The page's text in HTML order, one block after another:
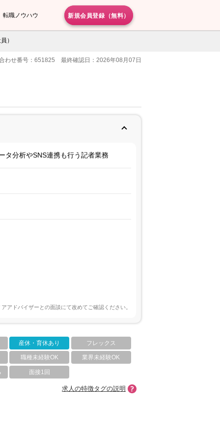
転職ノウハウ 新規会員登録（無料）
）
わせ番号：651825 最終確認日：2026年08月07日
タ分析やSNS連携も行う記者業務
アドバイザーとの面談にて改めてご確認ください。
産休・育休あり フレックス
職種未経験OK 業界未経験OK
面接1回
求人の特徴タグの説明